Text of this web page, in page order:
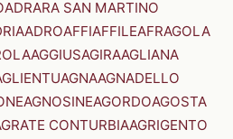
ADRARA SAN MARTINO
ADROAFFIAFFILEAFRAGOLA
AGGIUSAGIRAAGLIANA
AGNAAGNADELLO
AGNOSINEAGORDOAGOSTA
CONTURBIAAGRIGENTO